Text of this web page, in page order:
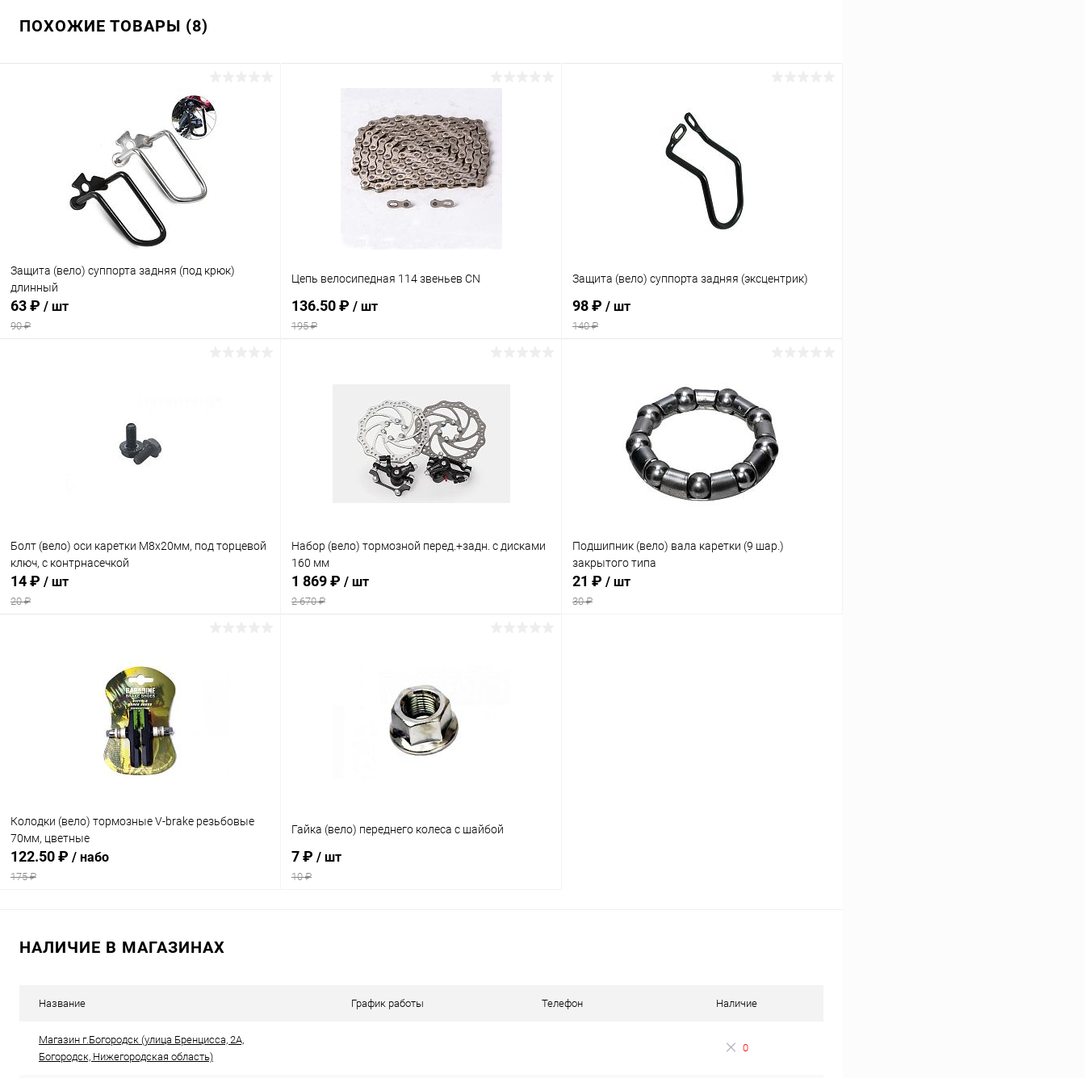
ПОХОЖИЕ ТОВАРЫ (8)
Защита (вело) суппорта задняя (под крюк)
длинный
63 ₽ / шт
90 ₽
Цепь велосипедная 114 звеньев CN
136.50 ₽ / шт
195 ₽
В избранное В наличии
Защита (вело) суппорта задняя (эксцентрик)
98 ₽ / шт
140 ₽
Сравнение
В избранное В наличии
Болт (вело) оси каретки М8х20мм, под торцевой
ключ, с контрнасечкой
14 ₽ / шт
20 ₽
Набор (вело) тормозной перед.+задн. с дисками
160 мм
1 869 ₽ / шт
2 670 ₽
В наличии
Подшипник (вело) вала каретки (9 шар.)
закрытого типа
21 ₽ / шт
30 ₽
Колодки (вело) тормозные V-brake резьбовые
70мм, цветные
122.50 ₽ / набо
175 ₽
Гайка (вело) переднего колеса с шайбой
7 ₽ / шт
10 ₽
НАЛИЧИЕ В МАГАЗИНАХ
Название График работы Телефон Наличие
Магазин г.Богородск (улица Бренцисса, 2А,
Богородск, Нижегородская область)
0